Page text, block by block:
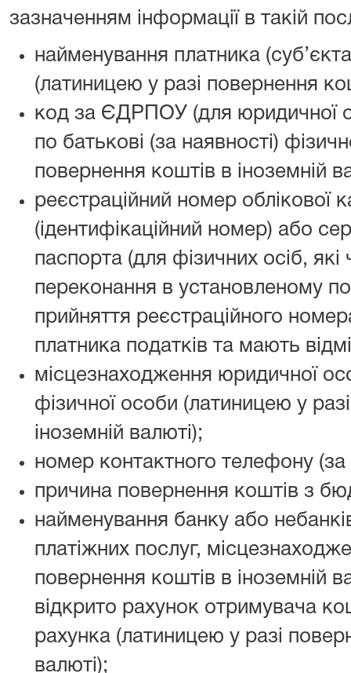
зазначенням інформації в такій
найменування платника
(латиницею у разі повернення
код за ЄДРПОУ (для юридичної
по батькові (за наявності)
повернення коштів в іноземній
реєстраційний номер облікової
(ідентифікаційний номер) або
паспорта (для фізичних осіб, які
переконання в установленому
прийняття реєстраційного
платника податків та мають
місцезнаходження юридичної
фізичної особи (латиницею у
іноземній валюті);
номер контактного телефону
причина повернення коштів з
найменування банку або
платіжних послуг,
повернення коштів в іноземній
відкрито рахунок отримувача
рахунка (латиницею у разі
валюті);